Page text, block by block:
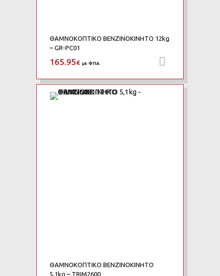
ΘΑΜΝΟΚΟΠΤΙΚO ΒΕΝΖΙΝΟΚΙΝΗΤO 12kg
– GR-PC01
165.95€ με ΦΠΑ
ΘΑΜΝΟΚΟΠΤΙΚO ΒΕΝΖΙΝΟΚΙΝΗΤO
5,1kg – TRIM2600